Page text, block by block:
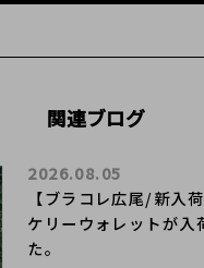
関連ブログ
【ブラコレ広尾/新入
ケリーウォレットが入
た。
2026.08.05